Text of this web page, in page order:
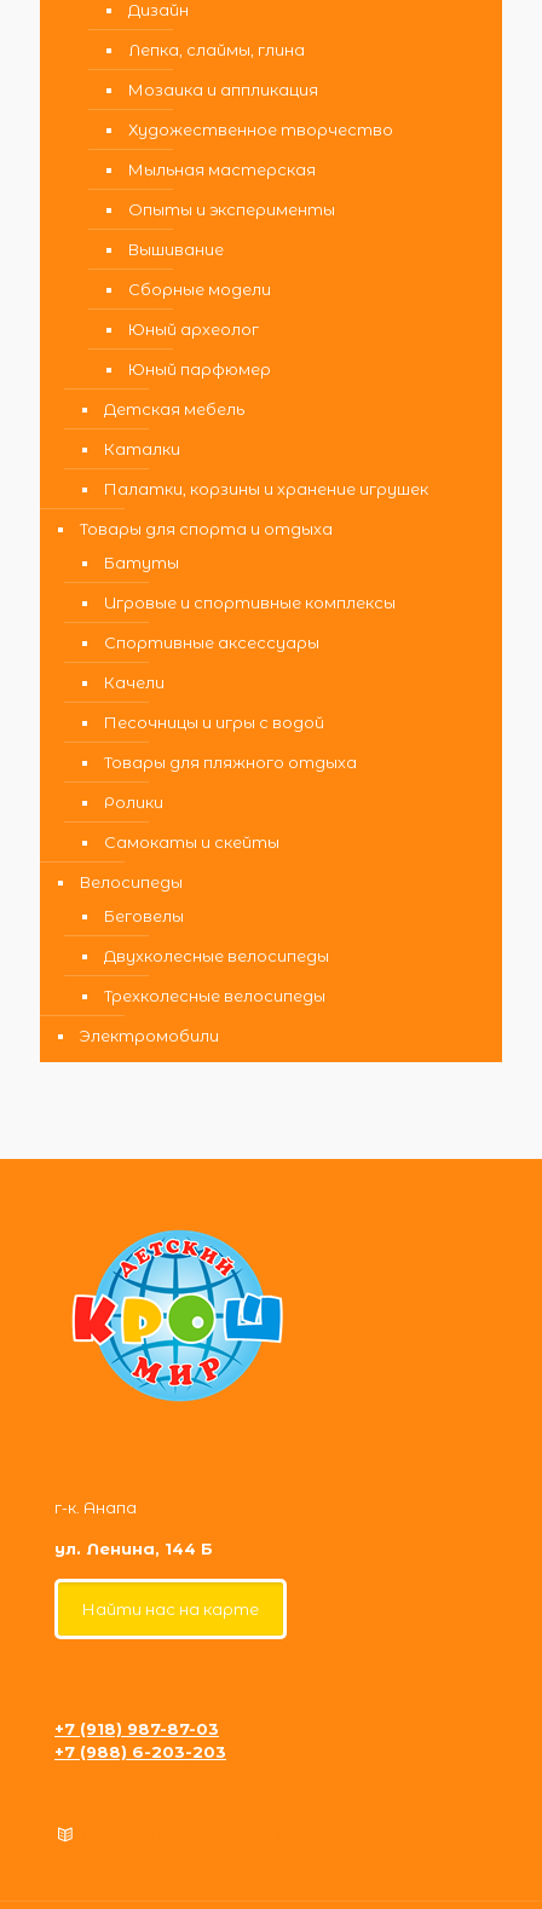
Дизайн
Лепка, слаймы, глина
Мозаика и аппликация
Художественное творчество
Мыльная мастерская
Опыты и эксперименты
Вышивание
Сборные модели
Юный археолог
Юный парфюмер
Детская мебель
Каталки
Палатки, корзины и хранение игрушек
Товары для спорта и отдыха
Батуты
Игровые и спортивные комплексы
Спортивные аксессуары
Качели
Песочницы и игры с водой
Товары для пляжного отдыха
Ролики
Самокаты и скейты
Велосипеды
Беговелы
Двухколесные велосипеды
Трехколесные велосипеды
Электромобили
г-к. Анапа
ул. Ленина, 144 Б
Найти нас на карте
+7 (918) 987-87-03
+7 (988) 6-203-203